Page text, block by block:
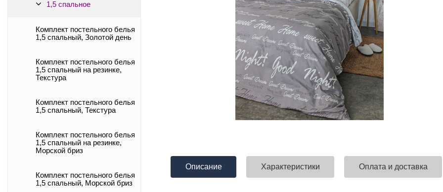
1,5 спальное
Комплект постельного белья
1,5 спальный, Золотой день
Комплект постельного белья
1,5 спальный на резинке,
Текстура
Комплект постельного белья
1,5 спальный, Текстура
Комплект постельного белья
1,5 спальный на резинке,
Морской бриз
Комплект постельного белья
1,5 спальный, Морской бриз
Описание Характеристики Оплата и доставка